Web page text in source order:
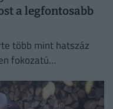
a legfontosabb
több mint hatszáz
fokozatú